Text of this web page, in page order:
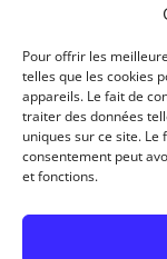
Pour offrir les
telles que les cookies
appareils. Le fait de
traiter des données
uniques sur ce site.
consentement peut
et fonctions.
Les Moteurs Pas à
Projets Processing
Amélioration de
Tir sportif
Fichiers dessin
Fichiers dessin
Contact et mentions